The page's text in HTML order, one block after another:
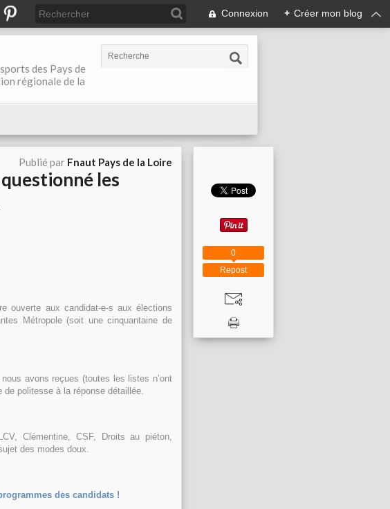
Connexion + Créer mon blog
des Pays de
régionale de la
Publié par Fnaut Pays de la Loire
les
ouverte aux candidat-e-s aux élections
Métropole (soit une cinquantaine de
avons reçues (toutes les listes n’ont
politesse à la réponse détaillée.
Clémentine, CSF, Droits au piéton,
des modes doux.
des candidats !
Repost
0